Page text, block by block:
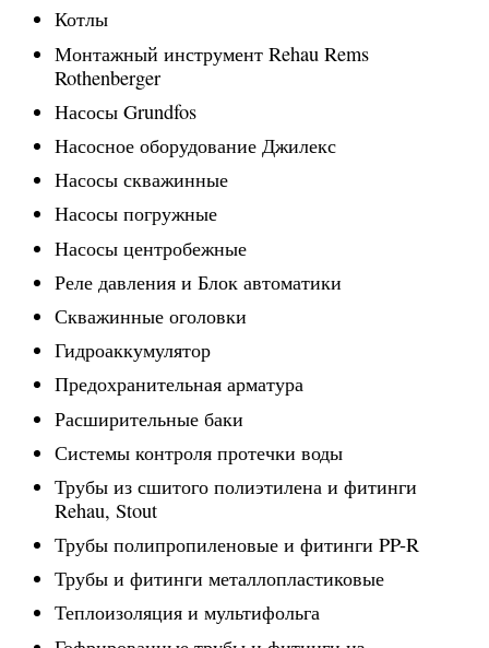
Котлы
Монтажный инструмент Rehau Rems
Rothenberger
Насосы Grundfos
Насосное оборудование Джилекс
Насосы скважинные
Насосы погружные
Насосы центробежные
Реле давления и Блок автоматики
Скважинные оголовки
Гидроаккумулятор
Предохранительная арматура
Расширительные баки
Системы контроля протечки воды
Трубы из сшитого полиэтилена и фитинги
Rehau, Stout
Трубы полипропиленовые и фитинги PP-R
Трубы и фитинги металлопластиковые
Теплоизоляция и мультифольга